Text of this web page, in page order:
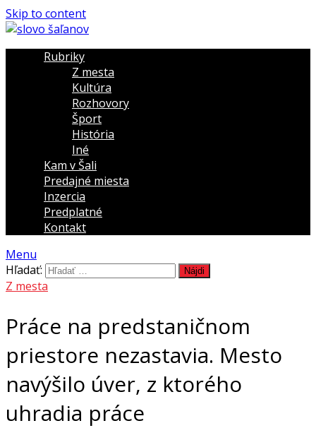
Skip to content
Rubriky
Z mesta
Kultúra
Rozhovory
Šport
História
Iné
Kam v Šali
Predajné miesta
Inzercia
Predplatné
Kontakt
Menu
Hľadať:
Z mesta
Práce na predstaničnom
priestore nezastavia. Mesto
navýšilo úver, z ktorého
uhradia práce